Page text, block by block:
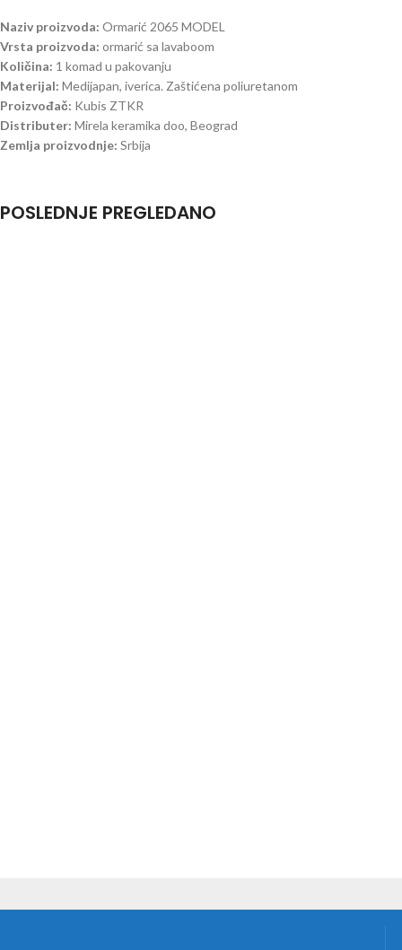
Naziv proizvoda: Ormarić 2065 MODEL
Vrsta proizvoda: ormarić sa lavaboom
Količina: 1 komad u pakovanju
Materijal: Medijapan, iverica. Zaštićena poliuretanom
Proizvođač: Kubis ZTKR
Distributer: Mirela keramika doo, Beograd
Zemlja proizvodnje: Srbija
POSLEDNJE PREGLEDANO